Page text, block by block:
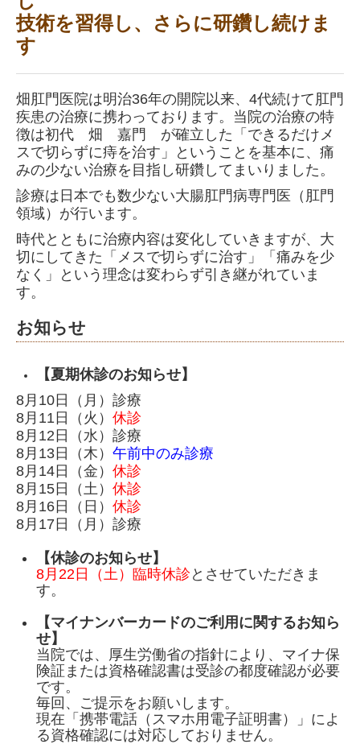
技術を習得し、さらに研鑽し続けま
す
畑肛門医院は明治36年の開院以来、4代続けて肛門
疾患の治療に携わっております。当院の治療の特
徴は初代 畑 嘉門 が確立した「できるだけメ
スで切らずに痔を治す」ということを基本に、痛
みの少ない治療を目指し研鑽してまいりました。
診療は日本でも数少ない大腸肛門病専門医（肛門
領域）が行います。
時代とともに治療内容は変化していきますが、大
切にしてきた「メスで切らずに治す」「痛みを少
なく」という理念は変わらず引き継がれていま
す。
お知らせ
【夏期休診のお知らせ】
8月10日（月）診療
8月11日（火） 休診
8月12日（水）診療
8月13日（木） 午前中のみ診療
8月14日（金） 休診
8月15日（土） 休診
8月16日（日） 休診
8月17日（月）診療
【休診のお知らせ】
8月22日（土）臨時休診 とさせていただきま
す。
【マイナンバーカードのご利用に関するお知ら
せ】
当院では、厚生労働省の指針により、マイナ保
険証または資格確認書は受診の都度確認が必要
です。
毎回、ご提示をお願いします。
現在「携帯電話（スマホ用電子証明書）」によ
る資格確認には対応しておりません。